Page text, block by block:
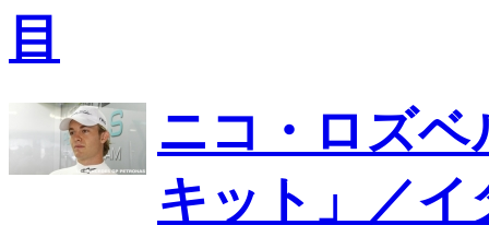
目
ニコ・ロズ
キット」／